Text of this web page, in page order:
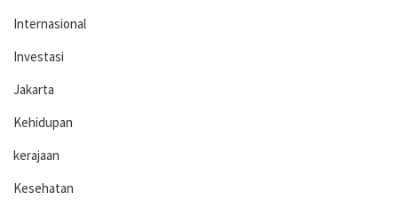
Internasional
Investasi
Jakarta
Kehidupan
kerajaan
Kesehatan